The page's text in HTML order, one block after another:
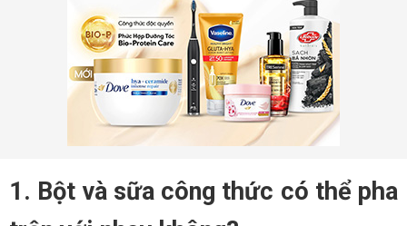
1. Bột và sữa công thức có thể pha